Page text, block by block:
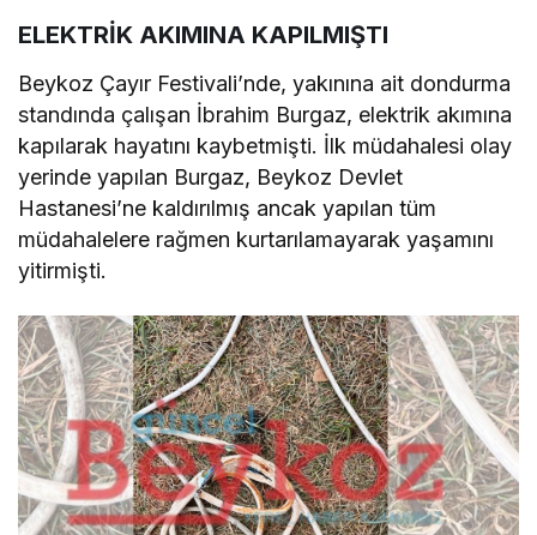
ELEKTRİK AKIMINA KAPILMIŞTI
Beykoz Çayır Festivali’nde, yakınına ait dondurma
standında çalışan İbrahim Burgaz, elektrik akımına
kapılarak hayatını kaybetmişti. İlk müdahalesi olay
yerinde yapılan Burgaz, Beykoz Devlet
Hastanesi’ne kaldırılmış ancak yapılan tüm
müdahalelere rağmen kurtarılamayarak yaşamını
yitirmişti.